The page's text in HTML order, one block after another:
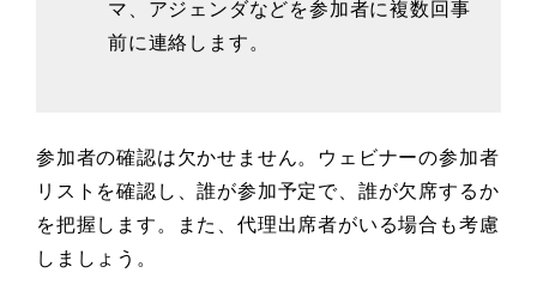
マ、アジェンダなどを参加者に複数回事
前に連絡します。
参加者の確認は欠かせません。ウェビナーの参加者
リストを確認し、誰が参加予定で、誰が欠席するか
を把握します。また、代理出席者がいる場合も考慮
しましょう。